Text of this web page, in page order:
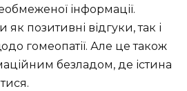
інформації.
позитивні відгуки, так і
гомеопатії. Але це також
безладом, де істина